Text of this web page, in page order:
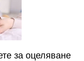
за оцеляване